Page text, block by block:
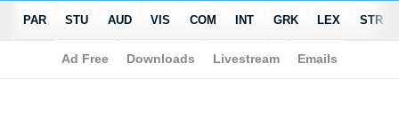
>Tagalog: Ang Dating Biblia (1905)> John 5